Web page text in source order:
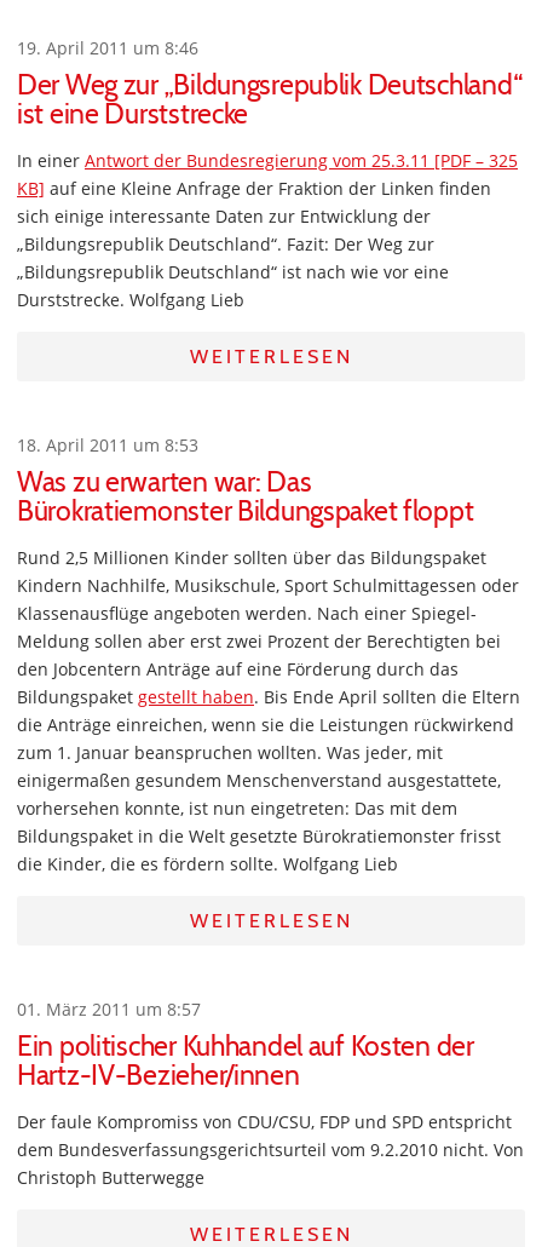
19. April 2011 um 8:46
Der Weg zur „Bildungsrepublik Deutschland“
ist eine Durststrecke
In einer Antwort der Bundesregierung vom 25.3.11 [PDF – 325
KB] auf eine Kleine Anfrage der Fraktion der Linken finden
sich einige interessante Daten zur Entwicklung der
„Bildungsrepublik Deutschland“. Fazit: Der Weg zur
„Bildungsrepublik Deutschland“ ist nach wie vor eine
Durststrecke. Wolfgang Lieb
WEITERLESEN
18. April 2011 um 8:53
Was zu erwarten war: Das
Bürokratiemonster Bildungspaket floppt
Rund 2,5 Millionen Kinder sollten über das Bildungspaket
Kindern Nachhilfe, Musikschule, Sport Schulmittagessen oder
Klassenausflüge angeboten werden. Nach einer Spiegel-
Meldung sollen aber erst zwei Prozent der Berechtigten bei
den Jobcentern Anträge auf eine Förderung durch das
Bildungspaket gestellt haben. Bis Ende April sollten die Eltern
die Anträge einreichen, wenn sie die Leistungen rückwirkend
zum 1. Januar beanspruchen wollten. Was jeder, mit
einigermaßen gesundem Menschenverstand ausgestattete,
vorhersehen konnte, ist nun eingetreten: Das mit dem
Bildungspaket in die Welt gesetzte Bürokratiemonster frisst
die Kinder, die es fördern sollte. Wolfgang Lieb
WEITERLESEN
01. März 2011 um 8:57
Ein politischer Kuhhandel auf Kosten der
Hartz-IV-Bezieher/innen
Der faule Kompromiss von CDU/CSU, FDP und SPD entspricht
dem Bundesverfassungsgerichtsurteil vom 9.2.2010 nicht. Von
Christoph Butterwegge
WEITERLESEN